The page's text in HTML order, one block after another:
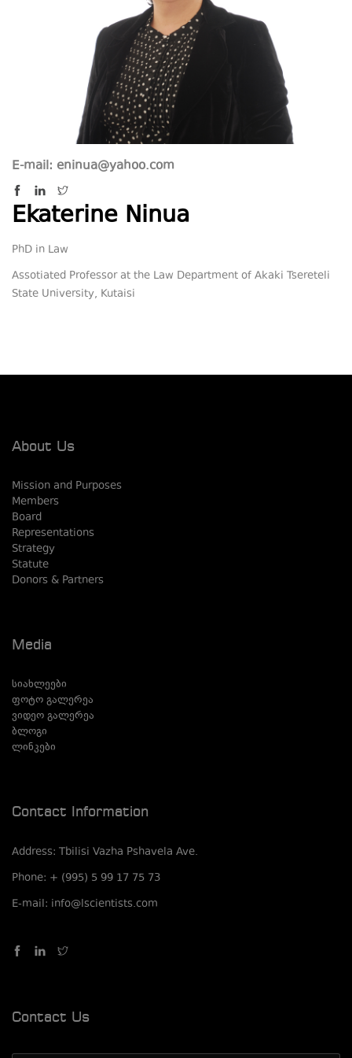
E-mail: eninua@yahoo.com
Ekaterine Ninua
PhD in Law
Assotiated Professor at the Law Department of Akaki Tsereteli
State University, Kutaisi
About Us
Mission and Purposes
Members
Board
Representations
Strategy
Statute
Donors & Partners
Media
სიახლეები
ფოტო გალერეა
ვიდეო გალერეა
ბლოგი
ლინკები
Contact Information
Address: Tbilisi Vazha Pshavela Ave.
Phone: + (995) 5 99 17 75 73
E-mail: info@lscientists.com
Contact Us